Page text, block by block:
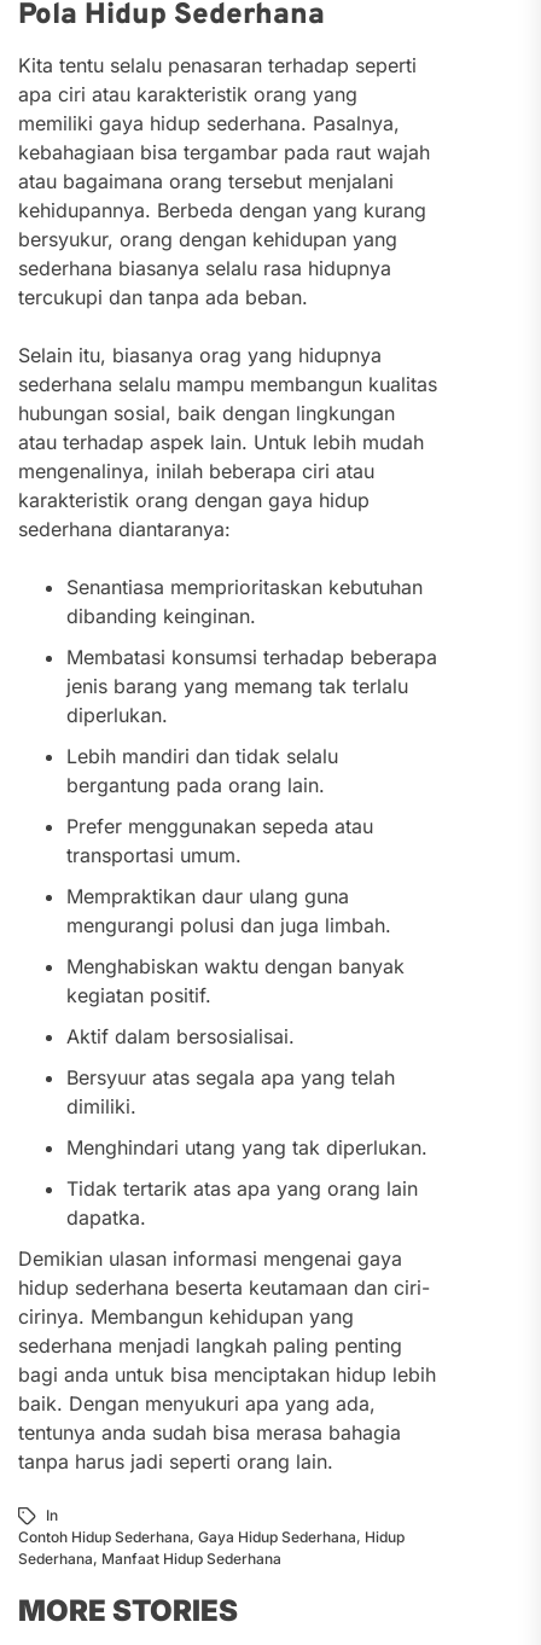
Pola Hidup Sederhana
Kita tentu selalu penasaran terhadap seperti
apa ciri atau karakteristik orang yang
memiliki gaya hidup sederhana. Pasalnya,
kebahagiaan bisa tergambar pada raut wajah
atau bagaimana orang tersebut menjalani
kehidupannya. Berbeda dengan yang kurang
bersyukur, orang dengan kehidupan yang
sederhana biasanya selalu rasa hidupnya
tercukupi dan tanpa ada beban.
Selain itu, biasanya orag yang hidupnya
sederhana selalu mampu membangun kualitas
hubungan sosial, baik dengan lingkungan
atau terhadap aspek lain. Untuk lebih mudah
mengenalinya, inilah beberapa ciri atau
karakteristik orang dengan gaya hidup
sederhana diantaranya:
Senantiasa memprioritaskan kebutuhan
dibanding keinginan.
Membatasi konsumsi terhadap beberapa
jenis barang yang memang tak terlalu
diperlukan.
Lebih mandiri dan tidak selalu
bergantung pada orang lain.
Prefer menggunakan sepeda atau
transportasi umum.
Mempraktikan daur ulang guna
mengurangi polusi dan juga limbah.
Menghabiskan waktu dengan banyak
kegiatan positif.
Aktif dalam bersosialisai.
Bersyuur atas segala apa yang telah
dimiliki.
Menghindari utang yang tak diperlukan.
Tidak tertarik atas apa yang orang lain
dapatka.
Demikian ulasan informasi mengenai gaya
hidup sederhana beserta keutamaan dan ciri-
cirinya. Membangun kehidupan yang
sederhana menjadi langkah paling penting
bagi anda untuk bisa menciptakan hidup lebih
baik. Dengan menyukuri apa yang ada,
tentunya anda sudah bisa merasa bahagia
tanpa harus jadi seperti orang lain.
In
Contoh Hidup Sederhana, Gaya Hidup Sederhana, Hidup
Sederhana, Manfaat Hidup Sederhana
MORE STORIES